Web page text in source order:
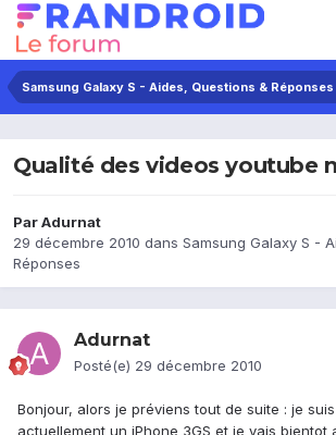
Samsung Galaxy S - Aides, Questions & Réponses
Qualité des videos youtube
ParAdurnat
29 décembre 2010 dans Samsung Galaxy S -
Réponses
Adurnat
Posté(e) 29 décembre 2010
Bonjour, alors je préviens tout de suite : je
actuellement un iPhone 3GS et je vais bientot